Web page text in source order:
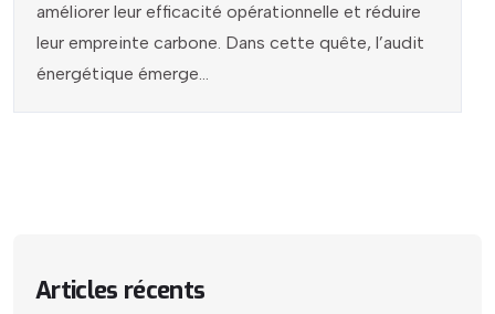
améliorer leur efficacité opérationnelle et réduire
leur empreinte carbone. Dans cette quête, l’audit
énergétique émerge...
Articles récents